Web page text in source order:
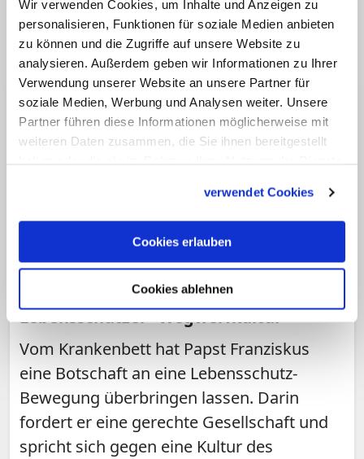
Wir verwenden Cookies, um Inhalte und Anzeigen zu
personalisieren, Funktionen für soziale Medien anbieten
zu können und die Zugriffe auf unsere Website zu
analysieren. Außerdem geben wir Informationen zu Ihrer
Verwendung unserer Website an unsere Partner für
soziale Medien, Werbung und Analysen weiter. Unsere
Partner führen diese Informationen möglicherweise mit
weiteren Daten zusammen, die Sie ihnen bereitgestellt
verwendet Cookies
Cookies erlauben
Cookies ablehnen
gearbeitet. (KNA)
Von Kardinalstaatssekretär Pietro Parolin
im Petersdom verlesen
Kranker Papst kritisiert bei Rede an
Lebensschützer "Wegwerfkultur"
Vom Krankenbett hat Papst Franziskus
eine Botschaft an eine Lebensschutz-
Bewegung überbringen lassen. Darin
fordert er eine gerechte Gesellschaft und
spricht sich gegen eine Kultur des